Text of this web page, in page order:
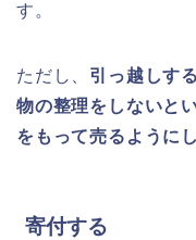
す。
ただし、 引っ越しす
物の整理をしないと
をもって売るように
寄付する